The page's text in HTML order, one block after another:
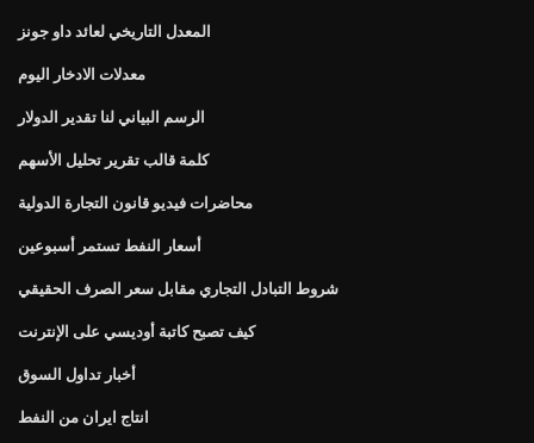
المعدل التاريخي لعائد داو جونز
معدلات الادخار اليوم
الرسم البياني لنا تقدير الدولار
كلمة قالب تقرير تحليل الأسهم
محاضرات فيديو قانون التجارة الدولية
أسعار النفط تستمر أسبوعين
شروط التبادل التجاري مقابل سعر الصرف الحقيقي
كيف تصبح كاتبة أوديسي على الإنترنت
أخبار تداول السوق
انتاج ايران من النفط